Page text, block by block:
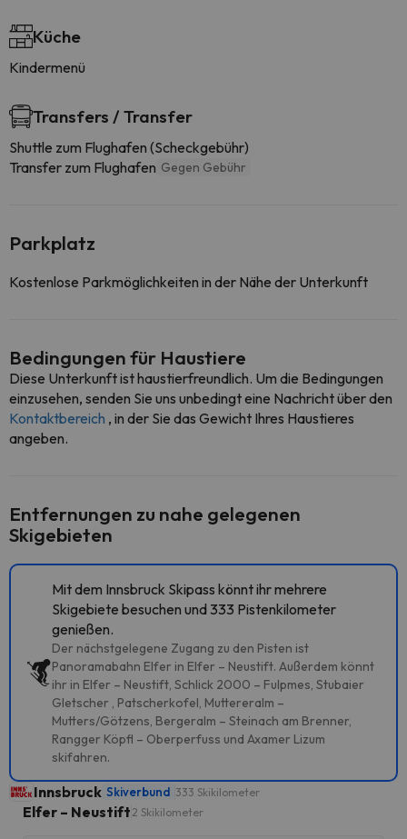
Küche
Kindermenü
Transfers / Transfer
Shuttle zum Flughafen (Scheckgebühr)
Transfer zum Flughafen Gegen Gebühr
Parkplatz
Kostenlose Parkmöglichkeiten in der Nähe der Unterkunft
Bedingungen für Haustiere
Diese Unterkunft ist haustierfreundlich. Um die Bedingungen
einzusehen, senden Sie uns unbedingt eine Nachricht über den
Kontaktbereich , in der Sie das Gewicht Ihres Haustieres
angeben.
Entfernungen zu nahe gelegenen
Skigebieten
Mit dem Innsbruck Skipass könnt ihr mehrere
Skigebiete besuchen und 333 Pistenkilometer
genießen.
Der nächstgelegene Zugang zu den Pisten ist
Panoramabahn Elfer in Elfer – Neustift. Außerdem könnt
ihr in Elfer – Neustift, Schlick 2000 – Fulpmes, Stubaier
Gletscher , Patscherkofel, Muttereralm –
Mutters/Götzens, Bergeralm – Steinach am Brenner,
Rangger Köpfl – Oberperfuss und Axamer Lizum
skifahren.
Innsbruck Skiverbund 333 Skikilometer
Elfer – Neustift 2 Skikilometer